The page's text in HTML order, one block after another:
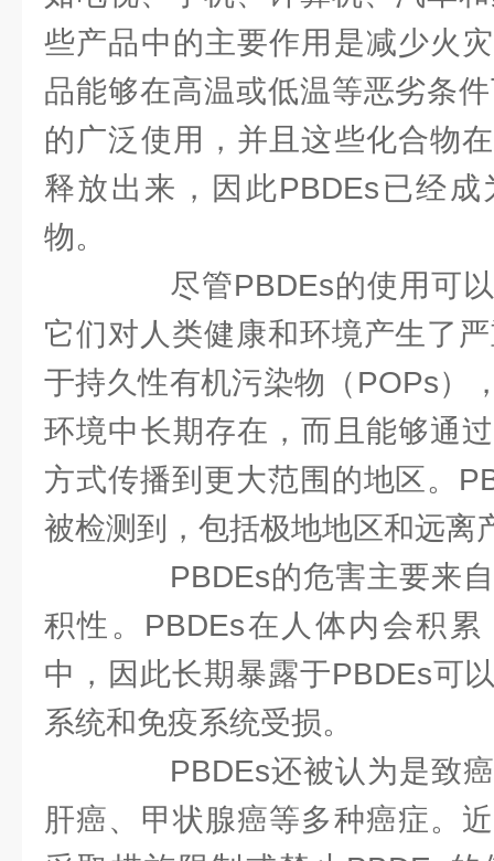
些产品中的主要作用是减少火
品能够在高温或低温等恶劣条
的广泛使用，并且这些化合物
释放出来，因此PBDEs已经
物。
尽管PBDEs的使用可以
它们对人类健康和环境产生了
于持久性有机污染物（POPs）
环境中长期存在，而且能够通
方式传播到更大范围的地区。
被检测到，包括极地地区和远离
PBDEs的危害主要来自
积性。PBDEs在人体内会积
中，因此长期暴露于PBDEs可
系统和免疫系统受损。
PBDEs还被认为是致癌
肝癌、甲状腺癌等多种癌症。